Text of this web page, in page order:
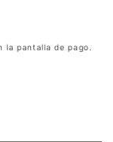
la pantalla de pago.